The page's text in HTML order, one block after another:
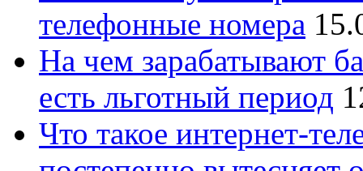
телефонные номера
На чем зарабатывают
есть льготный период
Что такое интернет-